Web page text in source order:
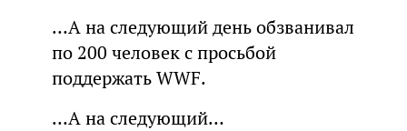
…А на следующий день обзванивал
по 200 человек с просьбой
поддержать WWF.
…А на следующий…